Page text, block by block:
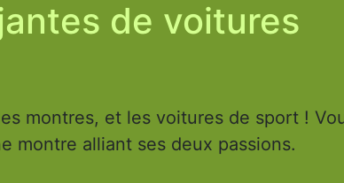
de voitures
montres, et les voitures de sport !
montre alliant ses deux passions.